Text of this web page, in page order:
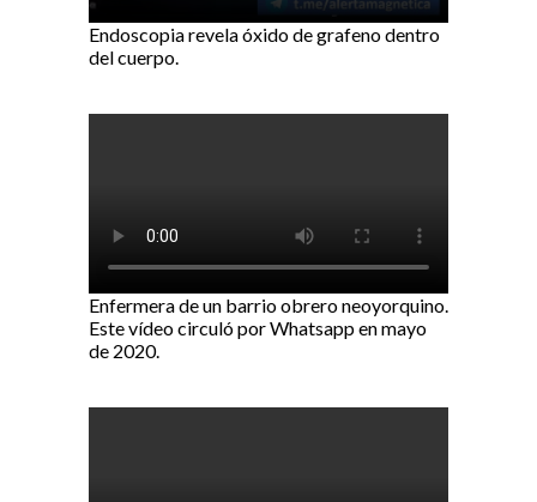
Endoscopia revela óxido de grafeno dentro
del cuerpo.
Enfermera de un barrio obrero neoyorquino.
Este vídeo circuló por Whatsapp en mayo
de 2020.